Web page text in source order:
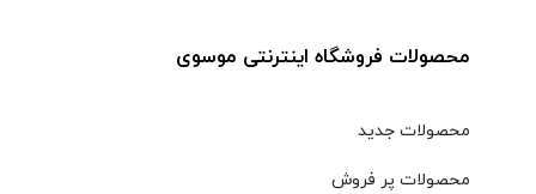
محصولات فروشگاه اینترنتی موسوی
محصولات جدید
محصولات پر فروش